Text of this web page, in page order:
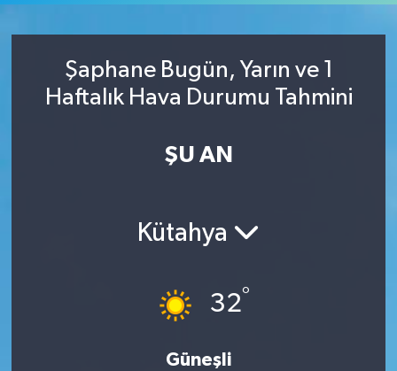
Şaphane Bugün, Yarın ve 1
Haftalık Hava Durumu Tahmini
ŞU AN
Kütahya
32°
Güneşli
Ekonomi
Eskişehir
Son Dakika Haberleri
Haber Arşivi